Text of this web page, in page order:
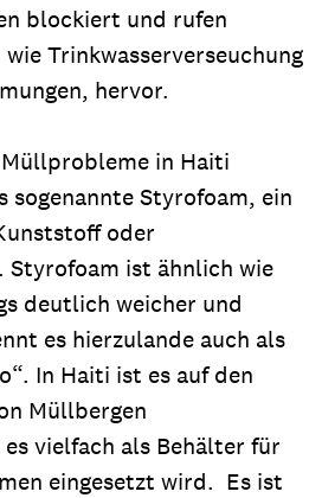
blockiert und rufen
Trinkwasserverseuchung
hervor.
in Haiti
sogenannte Styrofoam, ein
oder
Styrofoam ist ähnlich wie
deutlich weicher und
es hierzulande auch als
In Haiti ist es auf den
Müllbergen
vielfach als Behälter für
eingesetzt wird. Es ist